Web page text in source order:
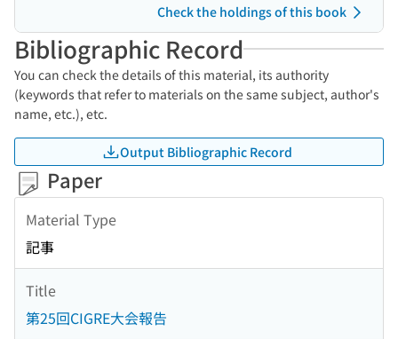
Check the holdings of this book
Bibliographic Record
You can check the details of this material, its authority
(keywords that refer to materials on the same subject, author's
name, etc.), etc.
Output Bibliographic Record
Paper
Material Type
記事
Title
第25回CIGRE大会報告